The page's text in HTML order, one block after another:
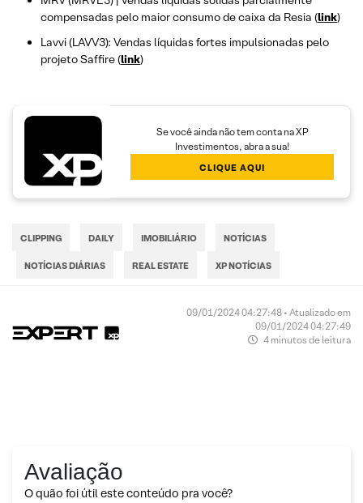
compensadas pelo maior consumo de caixa da Resia (link)
Lavvi (LAVV3): Vendas líquidas fortes impulsionadas pelo
projeto Saffire (link)
Se você ainda não tem conta na XP
Investimentos, abra a sua!
CLIQUE AQUI
CLIPPING DAILY IMOBILIÁRIO NOTÍCIAS
NOTÍCIAS DIÁRIAS REAL ESTATE XP NOTÍCIAS
09/01/2024 04:27:48 • Atualizado em
09/01/2024 04:27:49
4 minutos de leitura
Avaliação
O quão foi útil este conteúdo pra você?